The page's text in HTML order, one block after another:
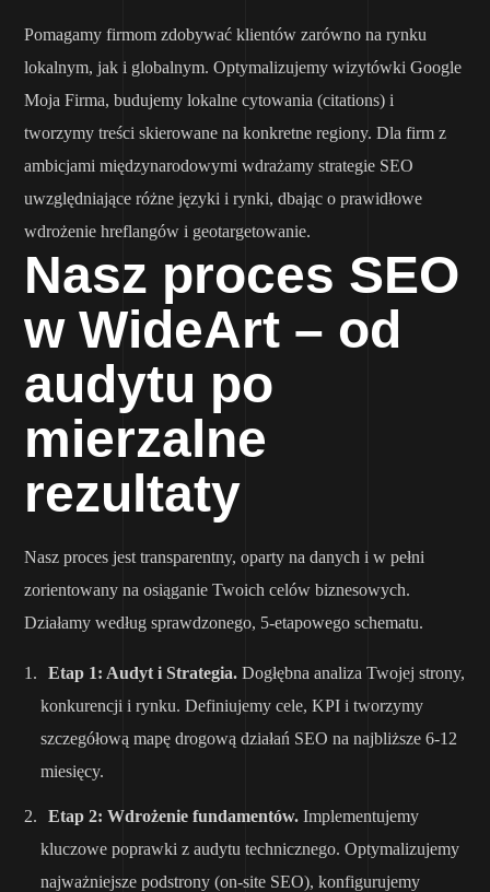
Pomagamy firmom zdobywać klientów zarówno na rynku
lokalnym, jak i globalnym. Optymalizujemy wizytówki Google
Moja Firma, budujemy lokalne cytowania (citations) i
tworzymy treści skierowane na konkretne regiony. Dla firm z
ambicjami międzynarodowymi wdrażamy strategie SEO
uwzględniające różne języki i rynki, dbając o prawidłowe
wdrożenie hreflangów i geotargetowanie.
Nasz proces SEO
w WideArt – od
audytu po
mierzalne
rezultaty
Nasz proces jest transparentny, oparty na danych i w pełni
zorientowany na osiąganie Twoich celów biznesowych.
Działamy według sprawdzonego, 5-etapowego schematu.
Etap 1: Audyt i Strategia. Dogłębna analiza Twojej strony,
konkurencji i rynku. Definiujemy cele, KPI i tworzymy
szczegółową mapę drogową działań SEO na najbliższe 6-12
miesięcy.
Etap 2: Wdrożenie fundamentów. Implementujemy
kluczowe poprawki z audytu technicznego. Optymalizujemy
najważniejsze podstrony (on-site SEO), konfigurujemy